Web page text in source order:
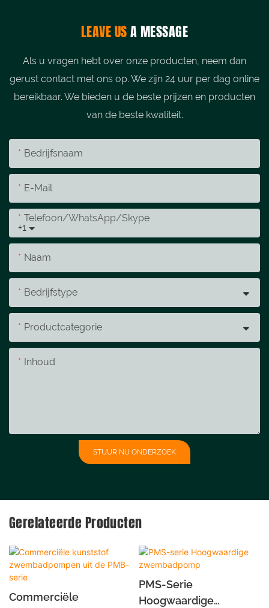
LEAVE USA MESSAGE
Als u vragen hebt over onze producten, neem dan
gerust contact met ons op. We zijn 24 uur per dag online
bereikbaar. We bieden u de beste prijzen en producten
van de beste kwaliteit.
Bedrijfsnaam
E-Mail
+1
Telefoon/WhatsApp/Skype
Naam
Bedrijfstype
Productcategorie
Inhoud
STUUR NU ONDERZOEK
Gerelateerde Producten
Commerciële
PMS-Serie
Hoogwaardige